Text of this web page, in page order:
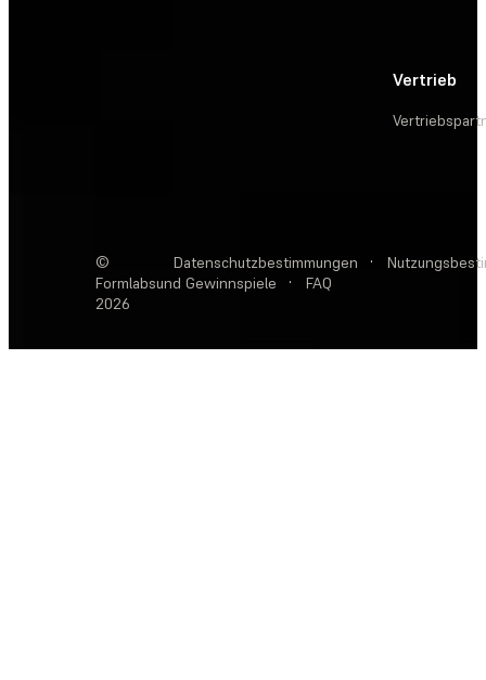
Vertrieb
©
Formlabs
2026
Datenschutzbestimmungen ·
und Gewinnspiele
· FAQ